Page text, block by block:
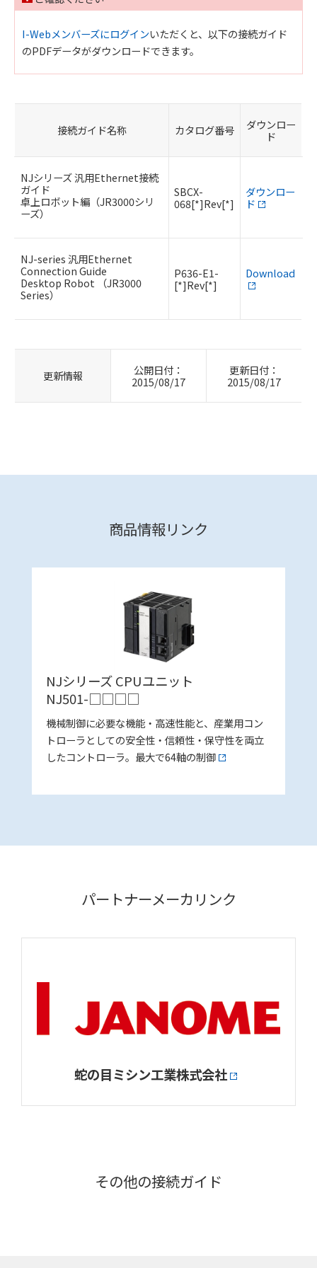
I-Webメンバーズにログインいただくと、以下の接続ガイド
のPDFデータがダウンロードできます。
接続ガイド名称 カタログ番号
ダウンロー
ド
NJシリーズ 汎用Ethernet接続
ガイド
卓上ロボット編（JR3000シリ
ーズ）
SBCX-
068[*]Rev[*]
ダウンロー
ド
NJ-series 汎用Ethernet
Connection Guide
Desktop Robot （JR3000
Series）
P636-E1-
[*]Rev[*]
Download
更新情報
公開日付：
2015/08/17
更新日付：
2015/08/17
商品情報リンク
NJシリーズ CPUユニット
NJ501-□□□□
機械制御に必要な機能・高速性能と、産業用コン
トローラとしての安全性・信頼性・保守性を両立
したコントローラ。最大で64軸の制御
パートナーメーカリンク
蛇の目ミシン工業株式会社
その他の接続ガイド